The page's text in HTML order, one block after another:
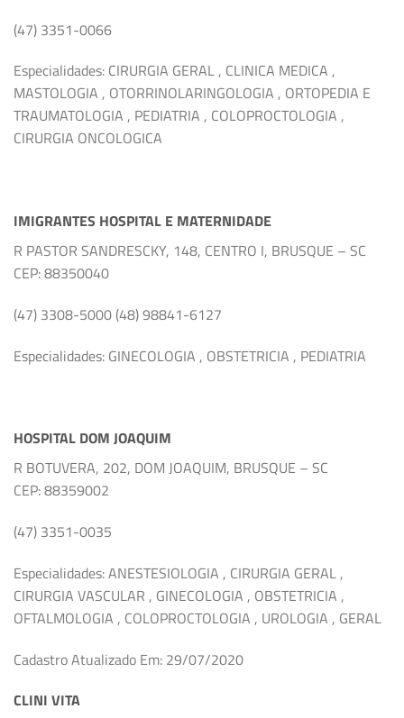
(47) 3351-0066
Especialidades: CIRURGIA GERAL , CLINICA MEDICA ,
MASTOLOGIA , OTORRINOLARINGOLOGIA , ORTOPEDIA E
TRAUMATOLOGIA , PEDIATRIA , COLOPROCTOLOGIA ,
CIRURGIA ONCOLOGICA
IMIGRANTES HOSPITAL E MATERNIDADE
R PASTOR SANDRESCKY, 148, CENTRO I, BRUSQUE – SC
CEP: 88350040
(47) 3308-5000 (48) 98841-6127
Especialidades: GINECOLOGIA , OBSTETRICIA , PEDIATRIA
HOSPITAL DOM JOAQUIM
R BOTUVERA, 202, DOM JOAQUIM, BRUSQUE – SC
CEP: 88359002
(47) 3351-0035
Especialidades: ANESTESIOLOGIA , CIRURGIA GERAL ,
CIRURGIA VASCULAR , GINECOLOGIA , OBSTETRICIA ,
OFTALMOLOGIA , COLOPROCTOLOGIA , UROLOGIA , GERAL
Cadastro Atualizado Em: 29/07/2020
CLINI VITA